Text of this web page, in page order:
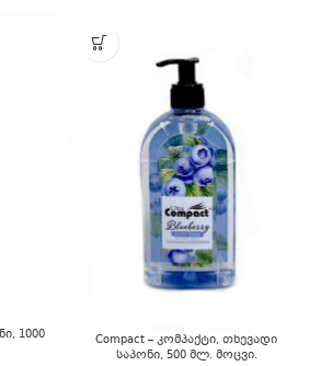
1000
Compact – კომპაქტი, თხევადი
საპონი, 500 მლ. მოცვი.